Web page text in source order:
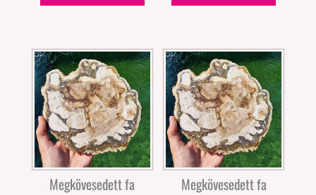
Megkövesedett fa Megkövesedett fa